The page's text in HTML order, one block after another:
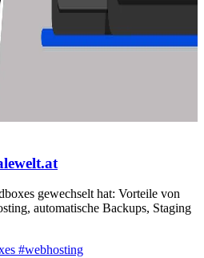
gewechselt hat: Vorteile von
automatische Backups, Staging
#webhosting